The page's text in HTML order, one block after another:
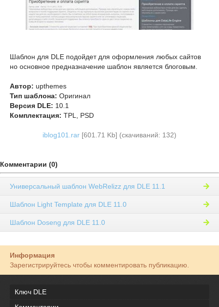
Шаблон для DLE подойдет для оформления любых сайтов
но основное предназначение шаблон является блоговым.
Автор: upthemes
Тип шаблона: Оригинал
Версия DLE: 10.1
Комплектация: TPL, PSD
iblog101.rar [601.71 Kb] (cкачиваний: 132)
Комментарии (0)
Универсальный шаблон WebRelizz для DLE 11.1
Шаблон Light Template для DLE 11.0
Шаблон Doseng для DLE 11.0
Информация
Зарегистрируйтесь чтобы комментировать публикацию.
Ключ DLE